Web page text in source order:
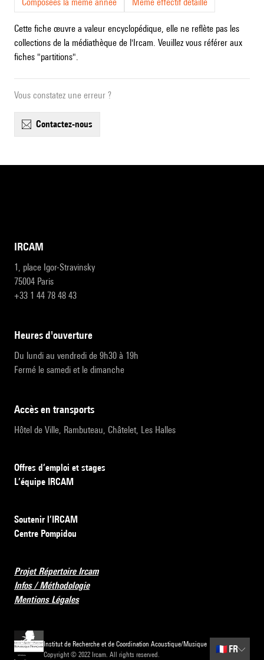
Cette fiche œuvre a valeur encyclopédique, elle ne reflète pas les
collections de la médiathèque de l'Ircam. Veuillez vous référer aux
fiches "partitions".
Vous constatez une erreur ?
contactez-nous
IRCAM
1, place Igor-Stravinsky
75004 Paris
+33 1 44 78 48 43
heures d'ouverture
Du lundi au vendredi de 9h30 à 19h
Fermé le samedi et le dimanche
accès en transports
Hôtel de Ville, Rambuteau, Châtelet, Les Halles
Offres d’emploi et stages
L’équipe IRCAM
Soutenir l’IRCAM
Centre Pompidou
Projet Répertoire Ircam
Infos / Méthodologie
Mentions Légales
Institut de Recherche et de Coordination Acoustique/Musique
Copyright © 2022 Ircam. All rights reserved.
🇫🇷 FR